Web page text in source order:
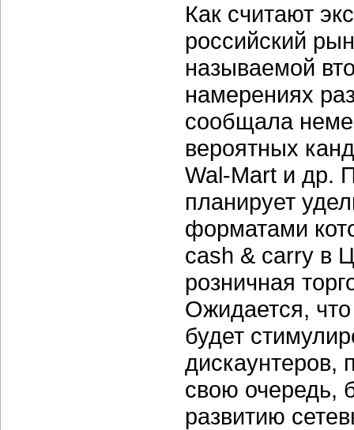
Как считают
российский
называемой
намерениях
сообщала
вероятных
Wal-Mart и др.
планирует
форматами
cash & carry в
розничная
Ожидается,
будет
дискаунтеров,
свою очередь,
развитию